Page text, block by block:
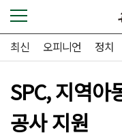
최신 오피니언 정치
SPC, 지역아
공사 지원